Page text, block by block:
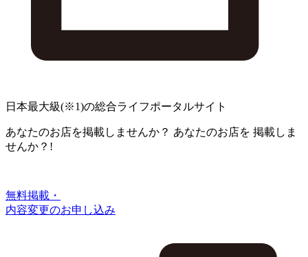
日本最大級(※1)の総合ライフポータルサイト
あなたのお店を掲載しませんか？ あなたのお店を 掲載しま
せんか？!
無料掲載・
内容変更のお申し込み